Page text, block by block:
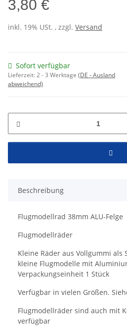
3,80 €
inkl. 19% USt. , zzgl. Versand
Sofort verfügbar
Lieferzeit:2 - 3 Werktage (DE - Ausland
abweichend)
Beschreibung
Flugmodellrad 38mm ALU-Felge
Flugmodellräder
Kleine Räder aus Vollgummi
kleine Flugmodelle mit
Verpackungseinheit 1 Stück
Verfügbar in vielen Größen.
Flugmodellräder sind auch mit
verfügbar